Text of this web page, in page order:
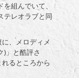
組んでいて、
テレオラブと同
、メロディメ
)」と酷評さ
るところから